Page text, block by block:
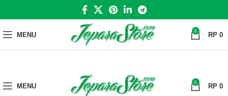
MENU 0 RP 0
MENU 0 RP 0